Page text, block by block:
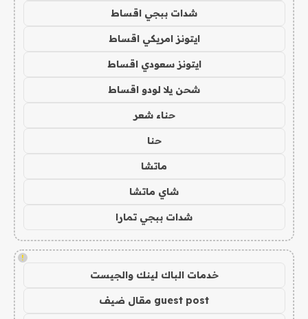
شدات ببجي اقساط
ايتونز امريكي اقساط
ايتونز سعودي اقساط
شحن يلا لودو اقساط
حناء شعر
حنا
ماتشا
شاي ماتشا
شدات ببجي تمارا
!
خدمات الباك لينك والجيست
guest post مقال ضيف